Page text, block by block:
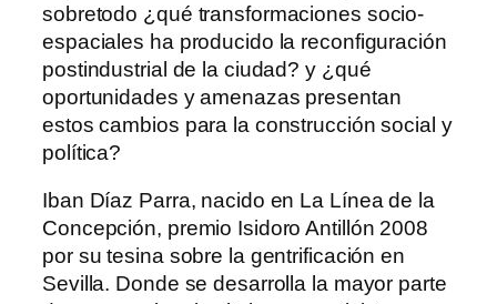
sobretodo ¿qué transformaciones socio-
espaciales ha producido la reconfiguración
postindustrial de la ciudad? y ¿qué
oportunidades y amenazas presentan
estos cambios para la construcción social y
política?
Iban Díaz Parra, nacido en La Línea de la
Concepción, premio Isidoro Antillón 2008
por su tesina sobre la gentrificación en
Sevilla. Donde se desarrolla la mayor parte